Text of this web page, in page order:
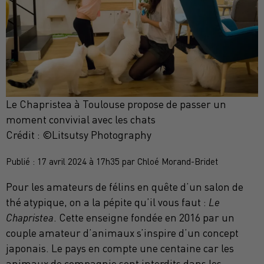
Le Chapristea à Toulouse propose de passer un
moment convivial avec les chats
Crédit : ©Litsutsy Photography
Publié : 17 avril 2024 à 17h35 par Chloé Morand-Bridet
Pour les amateurs de félins en quête d’un salon de
thé atypique, on a la pépite qu’il vous faut : Le
Chapristea . Cette enseigne fondée en 2016 par un
couple amateur d’animaux s’inspire d’un concept
japonais. Le pays en compte une centaine car les